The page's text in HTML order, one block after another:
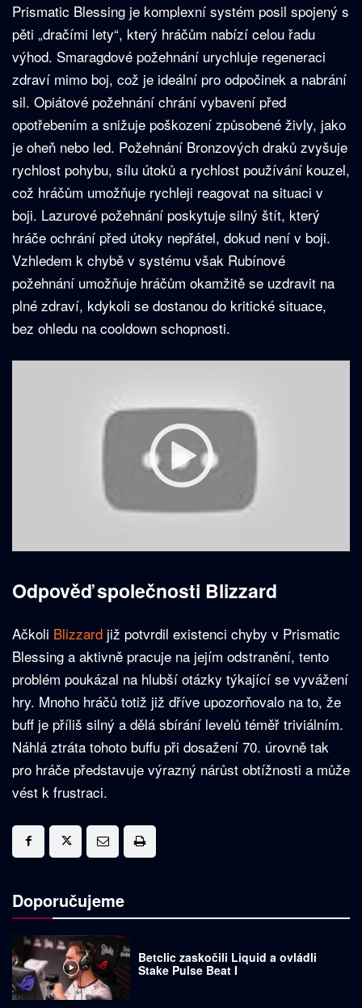
Prismatic Blessing je komplexní systém posil spojený s
pěti „dračími lety“, který hráčům nabízí celou řadu
výhod. Smaragdové požehnání urychluje regeneraci
zdraví mimo boj, což je ideální pro odpočinek a nabrání
sil. Opiátové požehnání chrání vybavení před
opotřebením a snižuje poškození způsobené živly, jako
je oheň nebo led. Požehnání Bronzových draků zvyšuje
rychlost pohybu, sílu útoků a rychlost používání kouzel,
což hráčům umožňuje rychleji reagovat na situaci v
boji. Lazurové požehnání poskytuje silný štít, který
hráče ochrání před útoky nepřátel, dokud není v boji.
Vzhledem k chybě v systému však Rubínové
požehnání umožňuje hráčům okamžitě se uzdravit na
plné zdraví, kdykoli se dostanou do kritické situace,
bez ohledu na cooldown schopnosti.
Odpověď společnosti Blizzard
Ačkoli Blizzard již potvrdil existenci chyby v Prismatic
Blessing a aktivně pracuje na jejím odstranění, tento
problém poukázal na hlubší otázky týkající se vyvážení
hry. Mnoho hráčů totiž již dříve upozorňovalo na to, že
buff je příliš silný a dělá sbírání levelů téměř triviálním.
Náhlá ztráta tohoto buffu při dosažení 70. úrovně tak
pro hráče představuje výrazný nárůst obtížnosti a může
vést k frustraci.
Doporučujeme
Betclic zaskočili Liquid a ovládli
Stake Pulse Beat I